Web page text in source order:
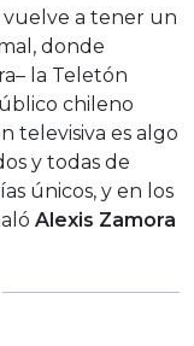
vuelve a tener un
donde
la Teletón
chileno
televisiva es algo
y todas de
únicos, y en los
Alexis Zamora